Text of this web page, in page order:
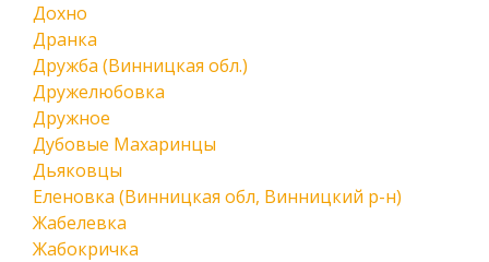
Дохно
Дранка
Дружба (Винницкая обл.)
Дружелюбовка
Дружное
Дубовые Махаринцы
Дьяковцы
Еленовка (Винницкая обл, Винницкий р-н)
Жабелевка
Жабокричка